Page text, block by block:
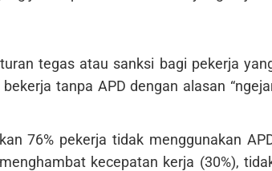
tegas atau sanksi bagi pekerja
tanpa APD dengan alasan
76% pekerja tidak menggunakan
kecepatan kerja (30%),